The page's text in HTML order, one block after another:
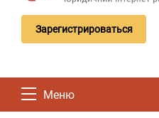
Зарегистрироваться
Меню